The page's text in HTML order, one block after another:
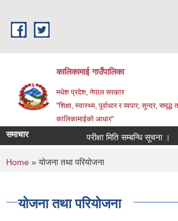
कालिकामाई गाउँपालिका
मधेश प्रदेश, नेपाल सरकार
"शिक्षा, स्वास्थ्य, पूर्वाधार र व्यपार; सुन्दर,
कालिकामाईको आधार"
समाचार परीक्षा मिति सम्बन्धि सूचना ।
You are here
Home » योजना तथा परियोजना
योजना तथा परियोजना